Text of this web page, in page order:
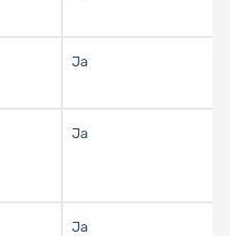
Ja
Ja
Ja